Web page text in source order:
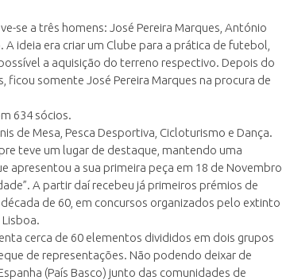
se a três homens: José Pereira Marques, António
ideia era criar um Clube para a prática de futebol,
a aquisição do terreno respectivo. Depois do
somente José Pereira Marques na procura de
634 sócios.
de Mesa, Pesca Desportiva, Cicloturismo e Dança.
teve um lugar de destaque, mantendo uma
apresentou a sua primeira peça em 18 de Novembro
A partir daí recebeu já primeiros prémios de
de 60, em concursos organizados pelo extinto
cerca de 60 elementos divididos em dois grupos
de representações. Não podendo deixar de
(País Basco) junto das comunidades de